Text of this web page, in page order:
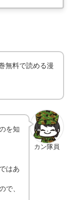
無料で読める漫
カン隊員
を知
はあ
で、